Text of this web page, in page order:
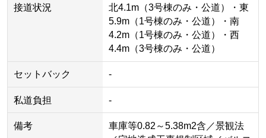
接道状況
北4.1m（3号棟のみ・公道）・東
5.9m（1号棟のみ・公道）・南
4.2m（1号棟のみ・公道）・西
4.4m（3号棟のみ・公道）
セットバック -
私道負担 -
備考
車庫等0.82～5.38m2含／景観法